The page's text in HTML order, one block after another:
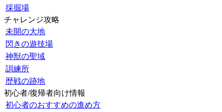
採掘場
チャレンジ攻略
未開の大地
閃きの遊技場
神獣の聖域
訓練所
歴戦の跡地
初心者/復帰者向け情報
初心者のおすすめの進め方